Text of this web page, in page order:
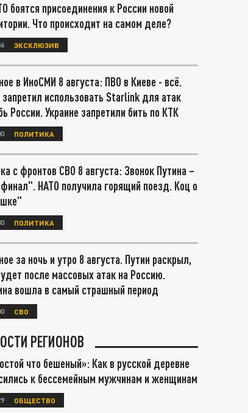
боятся присоединения к России новой
Что происходит на самом деле?
ЭКСКЛЮЗИВ
в ИноСМИ 8 августа: ПВО в Киеве - всё.
использовать Starlink для атак
России. Украине запретили бить по КТК
ПОЛИТИКА
с фронтов СВО 8 августа: Звонок Путина –
НАТО получила горящий поезд. Коц о
ПОЛИТИКА
за ночь и утро 8 августа. Путин раскрыл,
после массовых атак на Россию.
вошла в самый страшный период
СВО
РЕГИОНОВ
что бешеный»: Как в русской деревне
к бессемейным мужчинам и женщинам
ОБЩЕСТВО